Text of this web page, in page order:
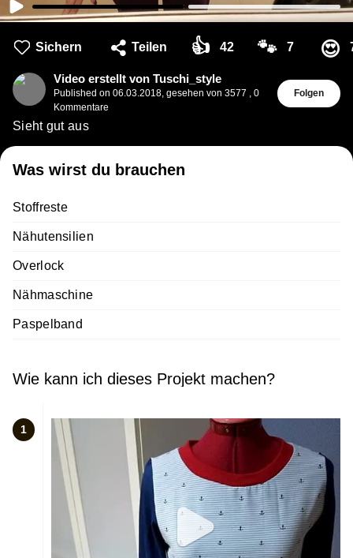
Sichern Teilen 👍 42 🐾 7 😍
Video erstellt von Tuschi_style
Published on 06.03.2018, gesehen von 3577 , 0
Kommentare
Folgen
Sieht gut aus
Was wirst du brauchen
Stoffreste
Nähutensilien
Overlock
Nähmaschine
Paspelband
Wie kann ich dieses Projekt machen?
1